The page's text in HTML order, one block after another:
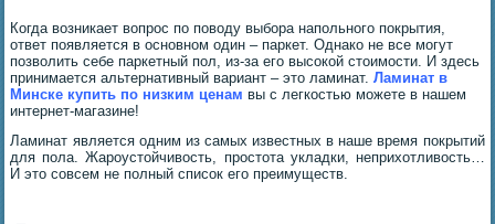
Когда возникает вопрос по поводу выбора напольного покрытия,
ответ появляется в основном один – паркет. Однако не все могут
позволить себе паркетный пол, из-за его высокой стоимости. И здесь
принимается альтернативный вариант – это ламинат.Ламинат в
Минске купить по низким ценам вы с легкостью можете в нашем
интернет-магазине!
Ламинат является одним из самых известных в наше время покрытий
для пола. Жароустойчивость, простота укладки, неприхотливость…
И это совсем не полный список его преимуществ.